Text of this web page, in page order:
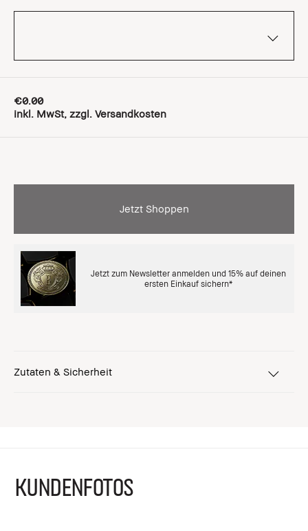
€0.00
inkl. MwSt, zzgl. Versandkosten
Jetzt Shoppen
Jetzt zum Newsletter anmelden und 15% auf deinen
ersten Einkauf sichern*
Zutaten & Sicherheit
KUNDENFOTOS